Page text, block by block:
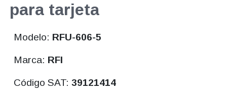
para tarjeta
Modelo: RFU-606-5
Marca: RFI
Código SAT:39121414